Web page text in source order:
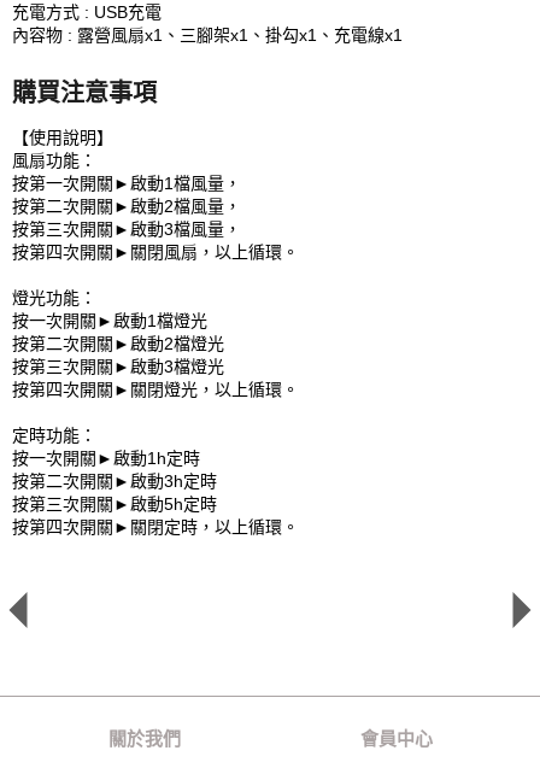
充電方式 : USB充電
內容物 : 露營風扇x1、三腳架x1、掛勾x1、充電線x1
購買注意事項
【使用說明】
風扇功能：
按第一次開關►啟動1檔風量，
按第二次開關►啟動2檔風量，
按第三次開關►啟動3檔風量，
按第四次開關►關閉風扇，以上循環。
燈光功能：
按一次開關►啟動1檔燈光
按第二次開關►啟動2檔燈光
按第三次開關►啟動3檔燈光
按第四次開關►關閉燈光，以上循環。
定時功能：
按一次開關►啟動1h定時
按第二次開關►啟動3h定時
按第三次開關►啟動5h定時
按第四次開關►關閉定時，以上循環。
關於我們 會員中心